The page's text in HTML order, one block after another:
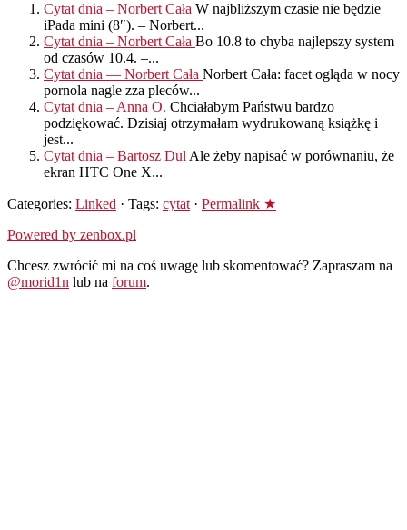
Cytat dnia – Norbert Cała W najbliższym czasie nie będzie
iPada mini (8″). – Norbert...
Cytat dnia – Norbert Cała Bo 10.8 to chyba najlepszy system
od czasów 10.4. –...
Cytat dnia — Norbert Cała Norbert Cała: facet ogląda w nocy
pornola nagle zza pleców...
Cytat dnia – Anna O. Chciałabym Państwu bardzo
podziękować. Dzisiaj otrzymałam wydrukowaną książkę i
jest...
Cytat dnia – Bartosz Dul Ale żeby napisać w porównaniu, że
ekran HTC One X...
Categories: Linked · Tags: cytat · Permalink ★
Powered by zenbox.pl
Chcesz zwrócić mi na coś uwagę lub skomentować? Zapraszam na
@morid1n lub na forum.